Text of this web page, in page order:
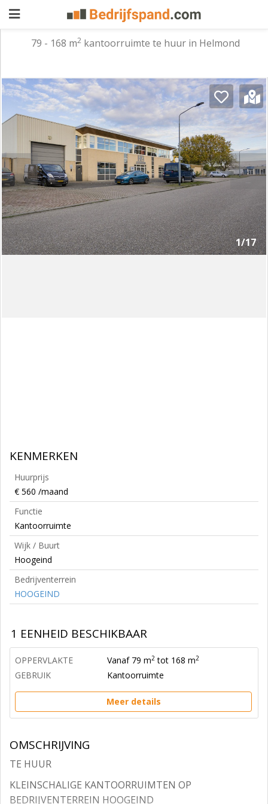
aanbieden
Pand
zoeken
Waarom
adverteren
Premium
adverteren
Blog
Registreren
Login
79 - 168 m2kantoorruimte te huur in Helmond
1/17
KENMERKEN
Huurprijs
€ 560 /maand
Functie
Kantoorruimte
Wijk / Buurt
Hoogeind
Bedrijventerrein
HOOGEIND
1 EENHEID BESCHIKBAAR
OPPERVLAKTE Vanaf 79 m2 tot 168 m2
GEBRUIK Kantoorruimte
Meer details
OMSCHRIJVING
TE HUUR
KLEINSCHALIGE KANTOORRUIMTEN OP
BEDRIJVENTERREIN HOOGEIND